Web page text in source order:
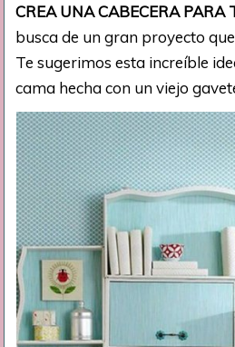
CREA UNA CABECERA PARA
busca de un gran proyecto
Te sugerimos esta increíble
cama hecha con un viejo